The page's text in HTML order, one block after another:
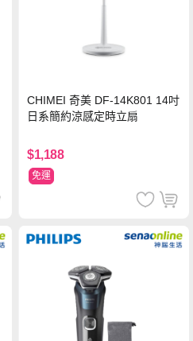
CHIMEI 奇美 DF-14K801 14吋
日系簡約涼感定時立扇
$1,188
免運